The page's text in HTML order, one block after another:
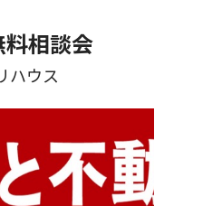
料相談会
ハウス